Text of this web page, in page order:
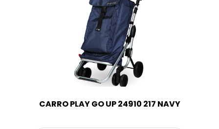
CARRO PLAY GO UP 24910 217 NAVY